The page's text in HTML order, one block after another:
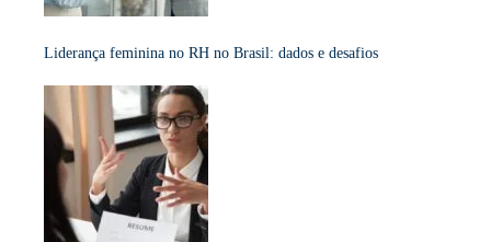
Liderança feminina no RH no Brasil: dados e desafios